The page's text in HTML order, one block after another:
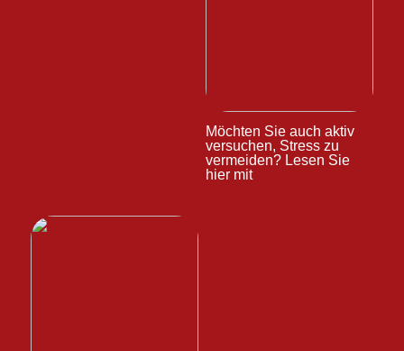
Möchten Sie auch aktiv
versuchen, Stress zu
vermeiden? Lesen Sie
hier mit